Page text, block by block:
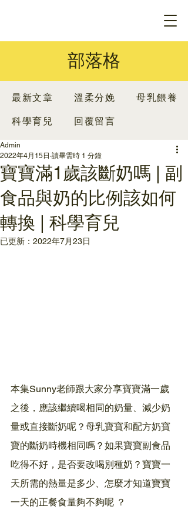
部落格
最新文章
科學育兒
溫柔分娩 母乳餵養
回覆留言
寶寶滿1歲該斷奶嗎 | 副
食品與奶的比例該如何
轉換 | 科學育兒
Admin
2022年4月15日 讀畢需時 1 分鐘
已更新： 2022年7月23日
本集Sunny老師跟大家分享寶寶滿一歲
之後，應該繼續喝相同的奶量、減少奶
量或直接斷奶呢？母乳寶寶和配方奶寶
寶的斷奶時機相同嗎？如果寶寶副食品
吃得不好，是否要改喝別種奶？寶寶一
天所需的熱量是多少、怎麼才知道寶寶
一天的正餐食量夠不夠呢 ？